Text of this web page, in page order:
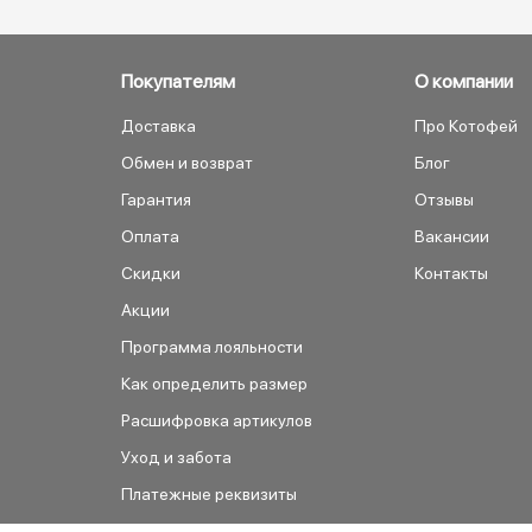
Покупателям
Доставка
Обмен и возврат
Гарантия
Оплата
Скидки
Акции
Программа лояльности
Как определить размер
Расшифровка артикулов
Уход и забота
Платежные реквизиты
О компании
Про Котофей
Блог
Отзывы
Вакансии
Контакты